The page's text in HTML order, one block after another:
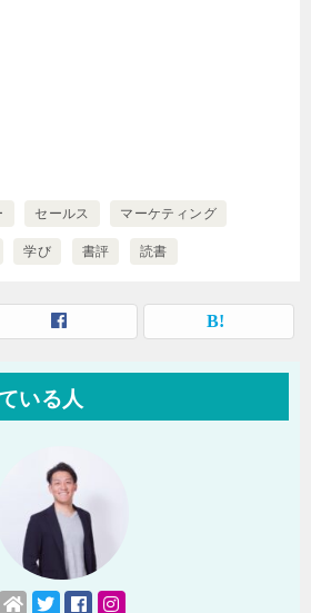
セールス マーケティング
学び 書評 読書
いる人